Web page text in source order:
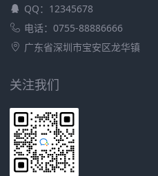
QQ：12345678
电话：0755-88886666
广东省深圳市宝安区龙华镇
关注我们